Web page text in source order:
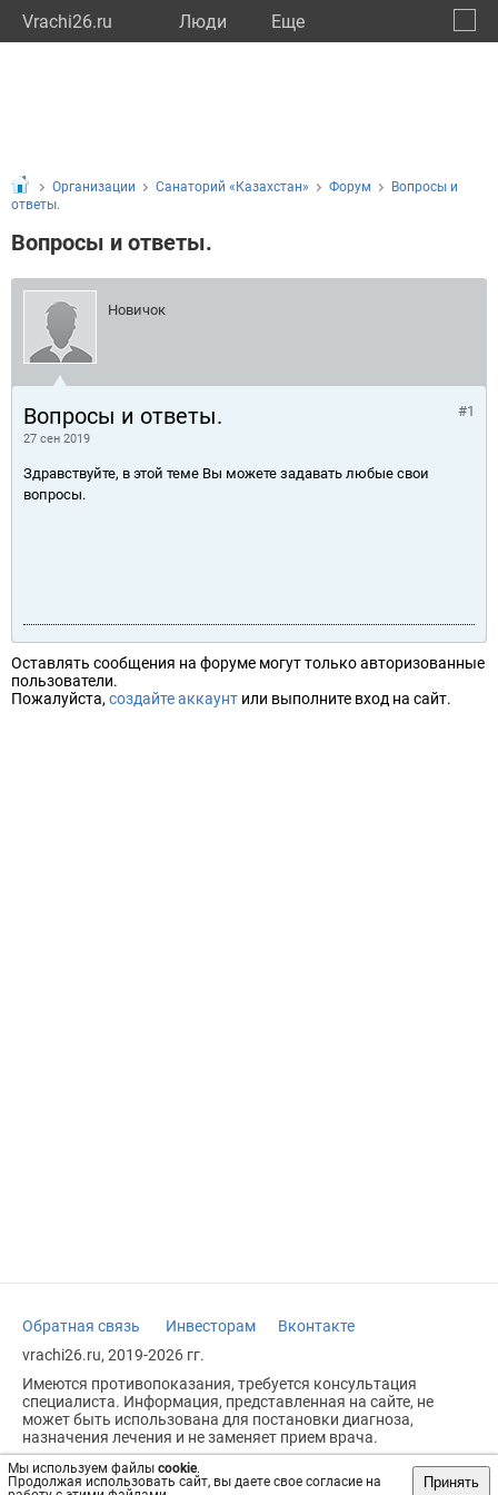
Vrachi26.ru Люди Eще
Мы используем файлы cookie.
Продолжая использовать сайт, вы даете свое согласие на
Принять
Организации Санаторий «Казахстан» Форум
Вопросы и
ответы.
Вопросы и ответы.
Новичок
Вопросы и ответы.
27 сен 2019
#1
Здравствуйте, в этой теме Вы можете задавать любые свои
вопросы.
Оставлять сообщения на форуме могут только авторизованные
пользователи.
Пожалуйста, создайте аккаунт или выполните вход на сайт.
Обратная связь Инвесторам
Вконтакте
vrachi26.ru, 2019-2026 гг.
Имеются противопоказания, требуется консультация
специалиста. Информация, представленная на сайте, не
может быть использована для постановки диагноза,
назначения лечения и не заменяет прием врача.
Возрастное ограничение: 18+